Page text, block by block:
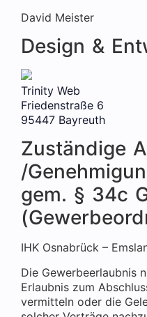
David Meister
Design &
Trinity Web
Friedenstraße 6
95447 Bayreuth
Zuständige
/
gem. § 34c
IHK Osnabrück –
Die Gewerbeerlaubnis
Erlaubnis zum
vermitteln oder die